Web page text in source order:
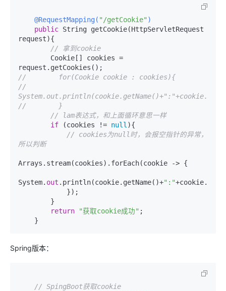
@RequestMapping( "/getCookie" )
public String getCookie(HttpServletRequest
request){
// 拿到cookie
//        for(Cookie cookie : cookies){
//
//        }
// lam表达式，和上面循环意思一样
if (cookies != null ){
// cookies为null时，会报空指针的异常，
所以判断
Arrays.stream(cookies).forEach(cookie -> {
System. out .println(cookie.getName()+":"
return
"获取cookie成功" ;
Spring版本：
// SpingBoot获取cookie